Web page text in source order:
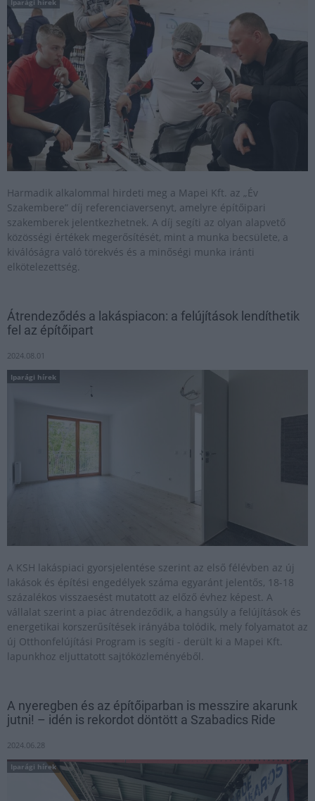
Harmadik alkalommal hirdeti meg a Mapei Kft. az „Év
Szakembere” díj referenciaversenyt, amelyre építőipari
szakemberek jelentkezhetnek. A díj segíti az olyan alapvető
közösségi értékek megerősítését, mint a munka becsülete, a
kiválóságra való törekvés és a minőségi munka iránti
elkötelezettség.
Átrendeződés a lakáspiacon: a felújítások lendíthetik
fel az építőipart
2024.08.01
Iparági hírek
A KSH lakáspiaci gyorsjelentése szerint az első félévben az új
lakások és építési engedélyek száma egyaránt jelentős, 18-18
százalékos visszaesést mutatott az előző évhez képest. A
vállalat szerint a piac átrendeződik, a hangsúly a felújítások és
energetikai korszerűsítések irányába tolódik, mely folyamatot az
új Otthonfelújítási Program is segíti - derült ki a Mapei Kft.
lapunkhoz eljuttatott sajtóközleményéből.
A nyeregben és az építőiparban is messzire akarunk
jutni! – idén is rekordot döntött a Szabadics Ride
2024.06.28
Iparági hírek